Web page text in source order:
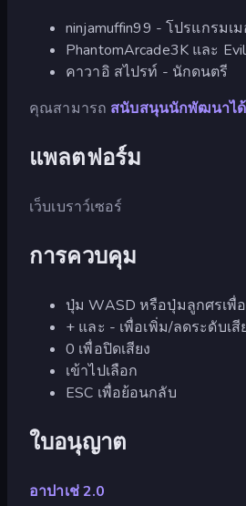
ninjamuffin99 - โปรแกรมเ
PhantomArcade3K และ
คาวาอิ สไปรท์ - นักดนตรี
คุณสามารถ สนับสนุนนักพัฒนาไ
แพลตฟอร์ม
เว็บเบราว์เซอร์
การควบคุม
ปุ่ม WASD หรือปุ่มลูกศรเพื่
+ และ - เพื่อเพิ่ม/ลดระดับเสี
0 เพื่อปิดเสียง
เข้าไปเลือก
ESC เพื่อย้อนกลับ
ใบอนุญาต
อาปาเช่ 2.0